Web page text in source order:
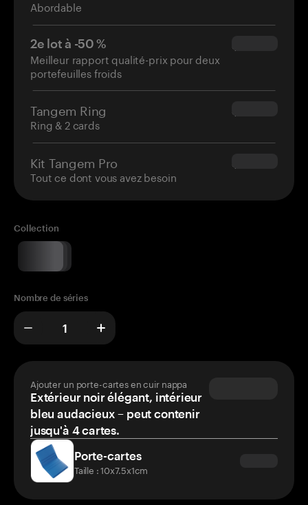
Abordable
2e lot à -50 %
Meilleur rapport qualité-prix pour deux
portefeuilles froids
$34.95
Tangem Ring
Ring & 2 cards
$160.00
Kit Tangem Pro
Tout ce dont vous avez besoin
$180.00
Collection
Nombre de séries
Ajouter un porte-cartes en cuir nappa
Extérieur noir élégant, intérieur
bleu audacieux – peut contenir
jusqu'à 4 cartes.
Porte-cartes
Taille : 10x7.5x1cm